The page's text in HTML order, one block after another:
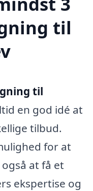
til
til
en god idé at
tilbud.
for at
at få et
ekspertise og